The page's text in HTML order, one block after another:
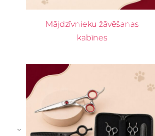
›
Mājdzīvnieku žāvēšanas
kabīnes